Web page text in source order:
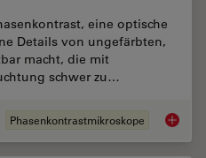
eine optische
Details von ungefärbten,
macht, die mit
schwer zu…
Phasenkontrastmikroskope